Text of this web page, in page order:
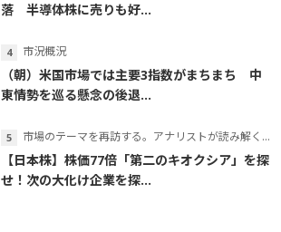
落 半導体株に売りも好...
市況概況
（朝）米国市場では主要3指数がまちまち 中
東情勢を巡る懸念の後退...
市場のテーマを再訪する。アナリストが読み解くテーマの本質
【日本株】株価77倍「第二のキオクシア」を探
せ！次の大化け企業を探...